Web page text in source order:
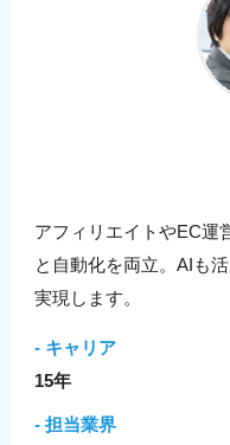
アフィリエイトやEC運
と自動化を両立。AIも
実現します。
- キャリア
15年
- 担当業界